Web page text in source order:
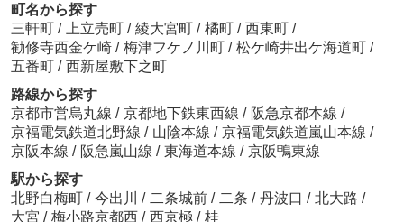
町名から探す
三軒町 / 上立売町 / 綾大宮町 / 橘町 / 西東町 /
勧修寺西金ケ崎 / 梅津フケノ川町 / 松ケ崎井出ケ海道町 /
五番町 / 西新屋敷下之町
路線から探す
京都市営烏丸線 / 京都地下鉄東西線 / 阪急京都本線 /
京福電気鉄道北野線 / 山陰本線 / 京福電気鉄道嵐山本線 /
京阪本線 / 阪急嵐山線 / 東海道本線 / 京阪鴨東線
駅から探す
北野白梅町 / 今出川 / 二条城前 / 二条 / 丹波口 / 北大路 /
大宮 / 梅小路京都西 / 西京極 / 桂